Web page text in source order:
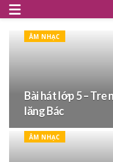
ÂM NHẠC
Bài hát lớp 5 – Tre
lăng Bác
ÂM NHẠC